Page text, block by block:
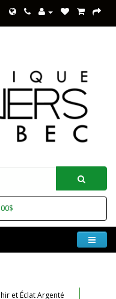
et Éclat Argenté